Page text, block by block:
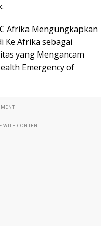
Afrika Mengungkapkan
Ke Afrika sebagai
yang Mengancam
Emergency of
WITH CONTENT